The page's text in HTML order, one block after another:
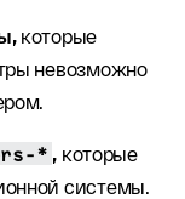
которые
невозможно
* , которые
системы.